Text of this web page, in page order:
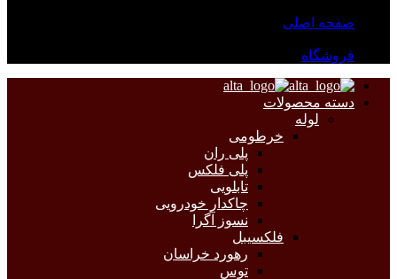
صفحه اصلی
فروشگاه
دسته محصولات
لوله
خرطومی
پلی ران
پلی فلکس
تابلویی
چاکدار خودرویی
نسوز آگرا
فلکسیبل
رهورد خراسان
توس